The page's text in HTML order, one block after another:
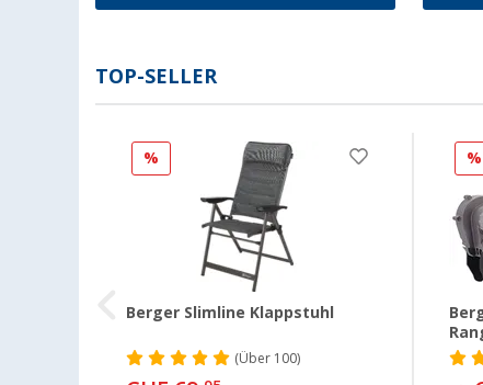
TOP-SELLER
%
Berger Slimline Klappstuhl
(Über 100)
%